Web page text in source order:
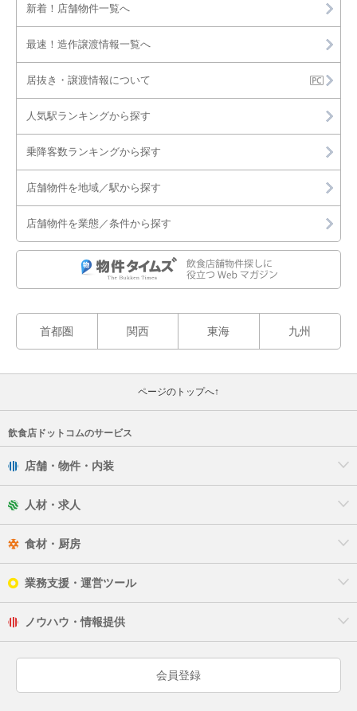
新着！店舗物件一覧へ
最速！造作譲渡情報一覧へ
居抜き・譲渡情報について
人気駅ランキングから探す
乗降客数ランキングから探す
店舗物件を地域／駅から探す
店舗物件を業態／条件から探す
首都圏 関西 東海 九州
ページのトップへ↑
飲食店ドットコムのサービス
店舗・物件・内装
人材・求人
食材・厨房
業務支援・運営ツール
ノウハウ・情報提供
会員登録